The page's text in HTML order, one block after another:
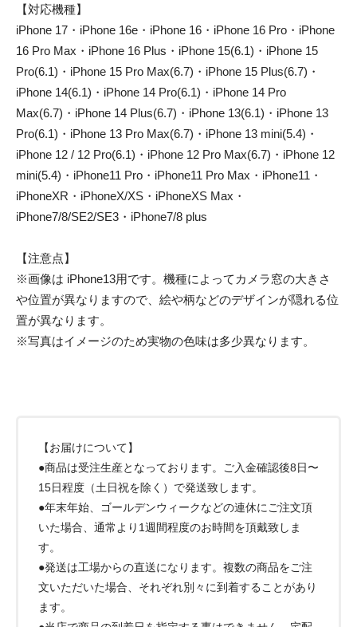
【対応機種】
iPhone 17・iPhone 16e・iPhone 16・iPhone 16 Pro・iPhone
16 Pro Max・iPhone 16 Plus・iPhone 15(6.1)・iPhone 15
Pro(6.1)・iPhone 15 Pro Max(6.7)・iPhone 15 Plus(6.7)・
iPhone 14(6.1)・iPhone 14 Pro(6.1)・iPhone 14 Pro
Max(6.7)・iPhone 14 Plus(6.7)・iPhone 13(6.1)・iPhone 13
Pro(6.1)・iPhone 13 Pro Max(6.7)・iPhone 13 mini(5.4)・
iPhone 12 / 12 Pro(6.1)・iPhone 12 Pro Max(6.7)・iPhone 12
mini(5.4)・iPhone11 Pro・iPhone11 Pro Max・iPhone11・
iPhoneXR・iPhoneX/XS・iPhoneXS Max・
iPhone7/8/SE2/SE3・iPhone7/8 plus
【注意点】
※画像は iPhone13用です。機種によってカメラ窓の大きさ
や位置が異なりますので、絵や柄などのデザインが隠れる位
置が異なります。
※写真はイメージのため実物の色味は多少異なります。
【お届けについて】
●商品は受注生産となっております。ご入金確認後8日〜
15日程度（土日祝を除く）で発送致します。
●年末年始、ゴールデンウィークなどの連休にご注文頂
いた場合、通常より1週間程度のお時間を頂戴致しま
す。
●発送は工場からの直送になります。複数の商品をご注
文いただいた場合、それぞれ別々に到着することがあり
ます。